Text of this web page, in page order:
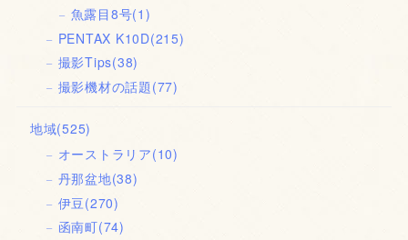
魚露目8号(1)
PENTAX K10D(215)
撮影Tips(38)
撮影機材の話題 (77)
地域(525)
オーストラリア(10)
丹那盆地(38)
伊豆(270)
函南町(74)